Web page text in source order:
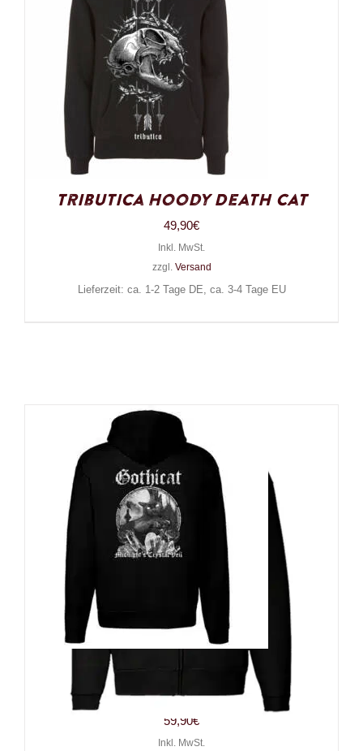
Tributica Hoody Death Cat
49,90€
Inkl. MwSt.
zzgl. Versand
Lieferzeit: ca. 1-2 Tage DE, ca. 3-4 Tage EU
Gothicat Zip-Hoody Midnights
Crystal Veil
59,90€
Inkl. MwSt.